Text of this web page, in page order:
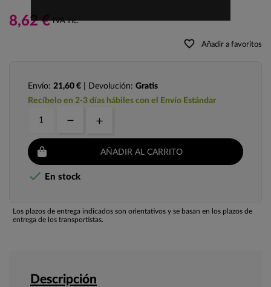
8,62 € IVA inc.
favorite_border Añadir a favoritos
Envío: 21,60 € | Devolución: Gratis
Recíbelo en 2-3 días hábiles con el Envío Estándar
AÑADIR AL CARRITO
 En stock
Los plazos de entrega indicados son orientativos y se basan en los plazos de
entrega de los transportistas.
Descripción